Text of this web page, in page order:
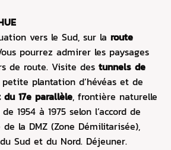
vers le Sud, sur la route
pourrez admirer les paysages
de route. Visite des tunnels de
plantation d’hévéas et de
du 17e parallèle, frontière naturelle
1954 à 1975 selon l’accord de
de la DMZ (Zone Démilitarisée),
Sud et du Nord. Déjeuner.